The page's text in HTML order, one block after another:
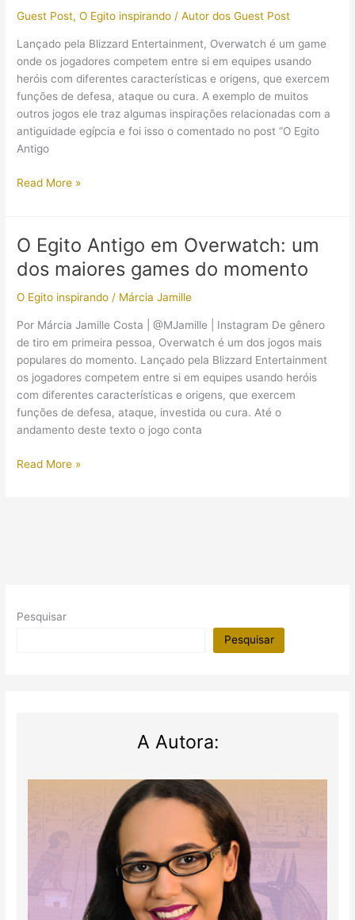
um
game
brasileiro
Guest Post,O Egito inspirando /Autor dos Guest Post
Lançado pela Blizzard Entertainment, Overwatch é um game
onde os jogadores competem entre si em equipes usando
heróis com diferentes características e origens, que exercem
funções de defesa, ataque ou cura. A exemplo de muitos
outros jogos ele traz algumas inspirações relacionadas com a
antiguidade egípcia e foi isso o comentado no post “O Egito
Antigo
O
precisa
saber
o
Egito
Antigo
em
Overwatch
Read More »
O Egito Antigo em Overwatch: um
dos maiores games do momento
O Egito inspirando / Márcia Jamille
Por Márcia Jamille Costa | @MJamille | Instagram De gênero
de tiro em primeira pessoa, Overwatch é um dos jogos mais
populares do momento. Lançado pela Blizzard Entertainment
os jogadores competem entre si em equipes usando heróis
com diferentes características e origens, que exercem
funções de defesa, ataque, investida ou cura. Até o
andamento deste texto o jogo conta
O
do
Read More »
Pesquisar
Pesquisar
A Autora: